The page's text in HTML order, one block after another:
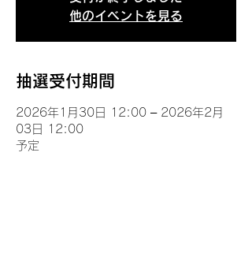
他のイベントを見る
抽選受付期間
2026年1月30日 12:00 – 2026年2月
03日 12:00
予定